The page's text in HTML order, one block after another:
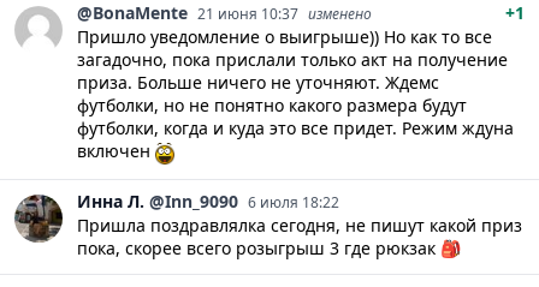
@BonaMente 21 июня 10:37 изменено
+1
Пришло уведомление о выигрыше)) Но как то все
загадочно, пока прислали только акт на получение
приза. Больше ничего не уточняют. Ждемс
футболки, но не понятно какого размера будут
футболки, когда и куда это все придет. Режим ждуна
включен
Инна Л. @Inn_9090 6 июля 18:22
Пришла поздравлялка сегодня, не пишут какой приз
пока, скорее всего розыгрыш 3 где рюкзак 🎒